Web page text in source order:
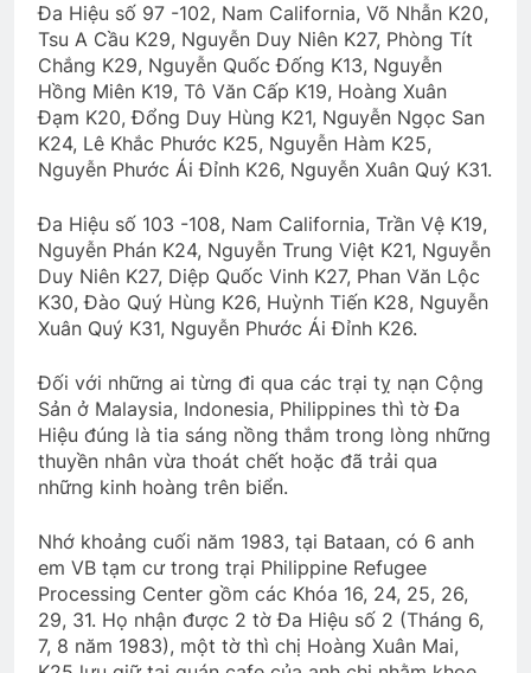
Đa Hiệu số 97 -102, Nam California, Võ Nhẫn K20,
Tsu A Cầu K29, Nguyễn Duy Niên K27, Phòng Tít
Chắng K29, Nguyễn Quốc Đống K13, Nguyễn
Hồng Miên K19, Tô Văn Cấp K19, Hoàng Xuân
Đạm K20, Đổng Duy Hùng K21, Nguyễn Ngọc San
K24, Lê Khắc Phước K25, Nguyễn Hàm K25,
Nguyễn Phước Ái Đỉnh K26, Nguyễn Xuân Quý K31.
Đa Hiệu số 103 -108, Nam California, Trần Vệ K19,
Nguyễn Phán K24, Nguyễn Trung Việt K21, Nguyễn
Duy Niên K27, Diệp Quốc Vinh K27, Phan Văn Lộc
K30, Đào Quý Hùng K26, Huỳnh Tiến K28, Nguyễn
Xuân Quý K31, Nguyễn Phước Ái Đỉnh K26.
Đối với những ai từng đi qua các trại tỵ nạn Cộng
Sản ở Malaysia, Indonesia, Philippines thì tờ Đa
Hiệu đúng là tia sáng nồng thắm trong lòng những
thuyền nhân vừa thoát chết hoặc đã trải qua
những kinh hoàng trên biển.
Nhớ khoảng cuối năm 1983, tại Bataan, có 6 anh
em VB tạm cư trong trại Philippine Refugee
Processing Center gồm các Khóa 16, 24, 25, 26,
29, 31. Họ nhận được 2 tờ Đa Hiệu số 2 (Tháng 6,
7, 8 năm 1983), một tờ thì chị Hoàng Xuân Mai,